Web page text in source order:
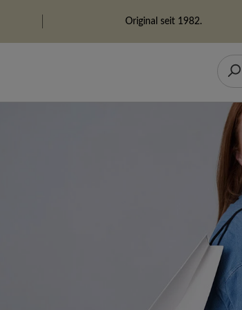
Original seit 1982.